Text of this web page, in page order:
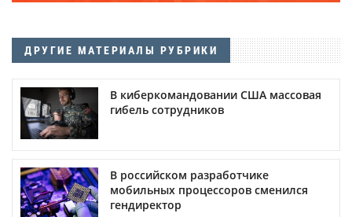
ДРУГИЕ МАТЕРИАЛЫ РУБРИКИ
В киберкомандовании США массовая
гибель сотрудников
В российском разработчике
мобильных процессоров сменился
гендиректор